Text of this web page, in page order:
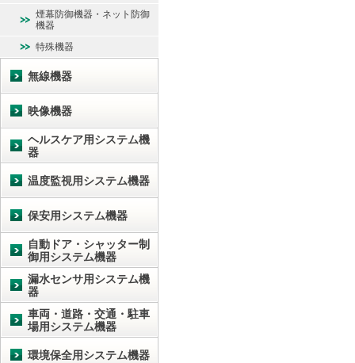
煙幕防御機器・ネット防御
機器
特殊機器
無線機器
映像機器
ヘルスケア用システム機
器
温度監視用システム機器
保安用システム機器
自動ドア・シャッター制
御用システム機器
漏水センサ用システム機
器
車両・道路・交通・駐車
場用システム機器
環境保全用システム機器